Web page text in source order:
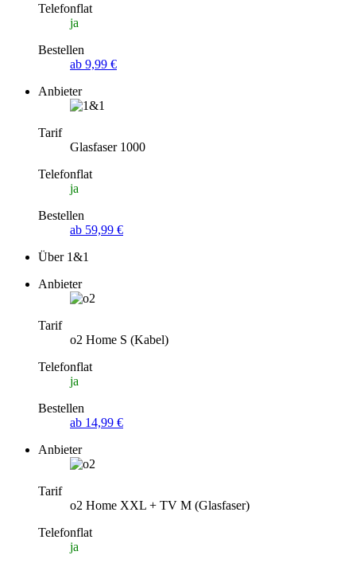
Telefonflat
ja
Bestellen
ab 9,99 €
Anbieter
Tarif
Glasfaser 1000
Telefonflat
ja
Bestellen
ab 59,99 €
Über 1&1
Anbieter
Tarif
o2 Home S (Kabel)
Telefonflat
ja
Bestellen
ab 14,99 €
Anbieter
Tarif
o2 Home XXL + TV M (Glasfaser)
Telefonflat
ja